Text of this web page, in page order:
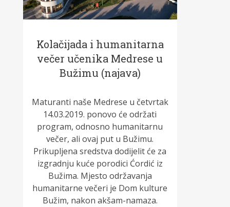
Kolačijada i humanitarna
večer učenika Medrese u
Bužimu (najava)
Maturanti naše Medrese u četvrtak
14.03.2019. ponovo će održati
program, odnosno humanitarnu
večer, ali ovaj put u Bužimu.
Prikupljena sredstva dodijelit će za
izgradnju kuće porodici Ćordić iz
Bužima. Mjesto održavanja
humanitarne večeri je Dom kulture
Bužim, nakon akšam-namaza.